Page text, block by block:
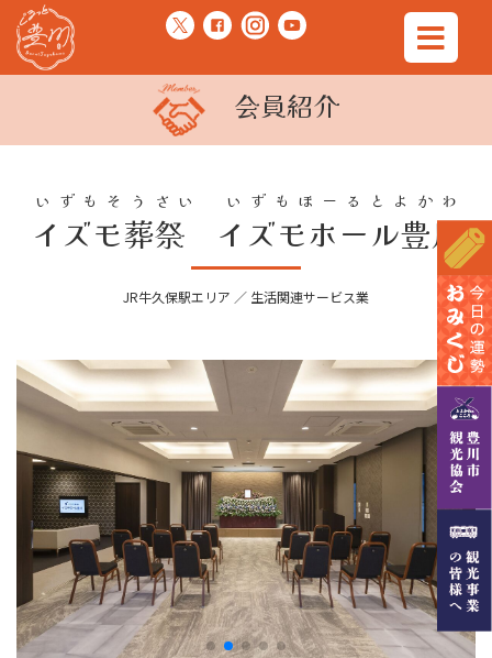
会員紹介
イズモ葬祭 イズモホール豊川
いずもそうさい いずもほーるとよかわ
JR牛久保駅エリア ／ 生活関連サービス業